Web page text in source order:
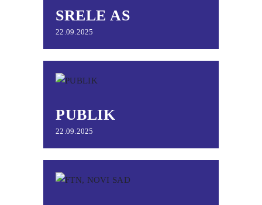
SRELE AS
22.09.2025
PUBLIK
22.09.2025